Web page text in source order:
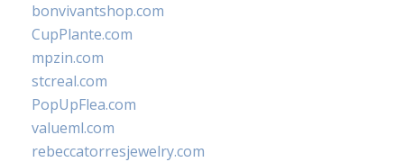
bonvivantshop.com
CupPlante.com
mpzin.com
stcreal.com
PopUpFlea.com
valueml.com
rebeccatorresjewelry.com